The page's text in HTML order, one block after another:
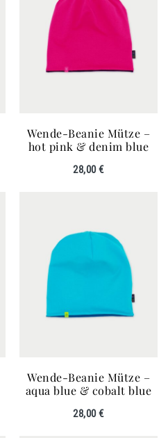
Wende-Beanie Mütze –
hot pink & denim blue
28,00€
Wende-Beanie Mütze –
aqua blue & cobalt blue
28,00€